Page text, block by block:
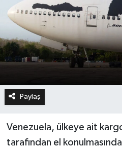
Paylaş
Venezuela, ülkeye ait
tarafından el